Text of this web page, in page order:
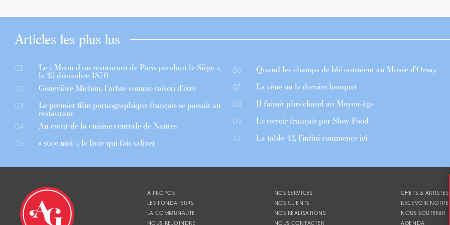
Articles les plus lus
01 Le « Menu d’un restaurant de Paris pendant le Siège »,
le 25 décembre 1870
02 Geneviève Michon, l’arbre comme raison d’être
03 Le premier film pornographique français se passait au
restaurant
04 Au cœur de la cuisine centrale de Nantes
05 « suce moi », le livre qui fait saliver
06 Quand les champs de blé entraient au Musée d’Orsay
07 La cène ou le dernier banquet
08 Il faisait plus chaud au Moyen-âge
09 Le terroir français par Slow Food
10 La table 42, l’infini commence ici
À PROPOS
LES FONDATEURS
LA COMMUNAUTÉ
NOUS REJOINDRE
NOS SERVICES
NOS CLIENTS
NOS RÉALISATIONS
NOUS CONTACTER
CHEFS & ARTISTES
RECEVOIR NOTRE
NOUS SOUTENIR
AGENDA